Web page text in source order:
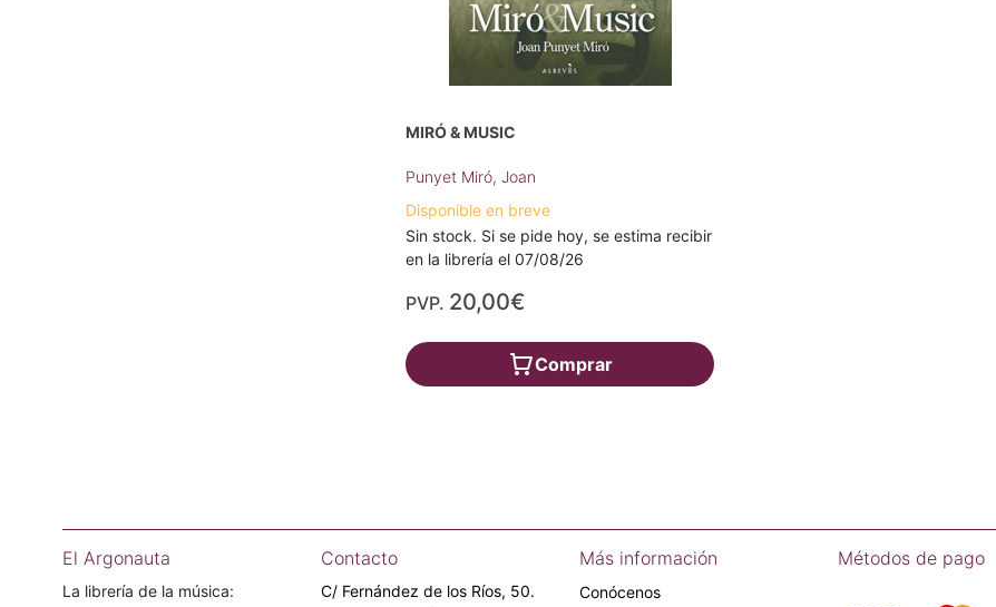
MIRÓ & MUSIC
Punyet Miró, Joan
Disponible en breve
Sin stock. Si se pide hoy, se estima recibir
en la librería el 07/08/26
PVP. 20,00€
Comprar
El Argonauta
La librería de la música:
Contacto
C/ Fernández de los Ríos, 50.
Más información
Conócenos
Métodos de pago